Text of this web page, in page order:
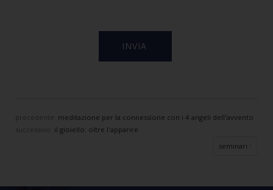
precedente: meditazione per la connessione con i 4 angeli dell'avvento
il gioiello: oltre l'apparire
seminari